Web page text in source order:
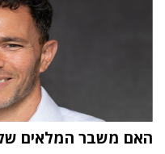
האם משבר המלאים של